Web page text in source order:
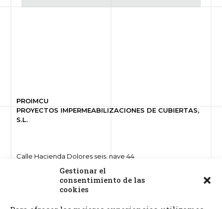
Gestionar el
consentimiento de las
cookies
PROIMCU
PROYECTOS IMPERMEABILIZACIONES DE CUBIERTAS,
S.L.
Calle Hacienda Dolores seis, nave 44
41500 Alcalá de Guadaíra, Sevilla